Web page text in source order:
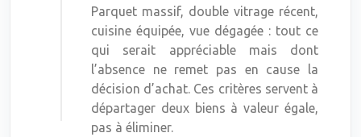
Parquet massif, double vitrage récent,
cuisine équipée, vue dégagée : tout ce
qui serait appréciable mais dont
l’absence ne remet pas en cause la
décision d’achat. Ces critères servent à
départager deux biens à valeur égale,
pas à éliminer.